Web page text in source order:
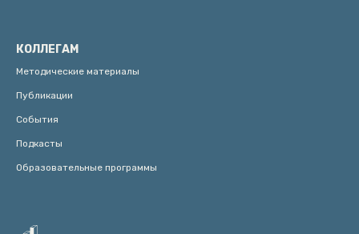
КОЛЛЕГАМ
Методические материалы
Публикации
События
Подкасты
Образовательные программы